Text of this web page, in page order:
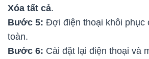
Xóa tất cả.
Bước 5: Đợi điện thoại khôi phục
toàn.
Bước 6: Cài đặt lại điện thoại và